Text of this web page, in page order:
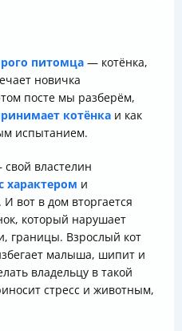
питомца — котёнка,
новичка
посте мы разберём,
котёнка и как
испытанием.
властелин
характером и
вот в дом вторгается
который нарушает
границы. Взрослый кот
малыша, шипит и
владельцу в такой
стресс и животным,